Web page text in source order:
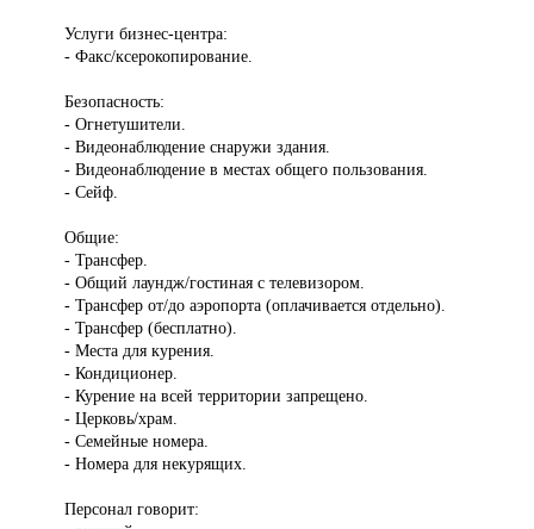
Услуги бизнес-центра:
- Факс/ксерокопирование.
Безопасность:
- Огнетушители.
- Видеонаблюдение снаружи здания.
- Видеонаблюдение в местах общего пользования.
- Сейф.
Общие:
- Трансфер.
- Общий лаундж/гостиная с телевизором.
- Трансфер от/до аэропорта (оплачивается отдельно).
- Трансфер (бесплатно).
- Места для курения.
- Кондиционер.
- Курение на всей территории запрещено.
- Церковь/храм.
- Семейные номера.
- Номера для некурящих.
Персонал говорит: